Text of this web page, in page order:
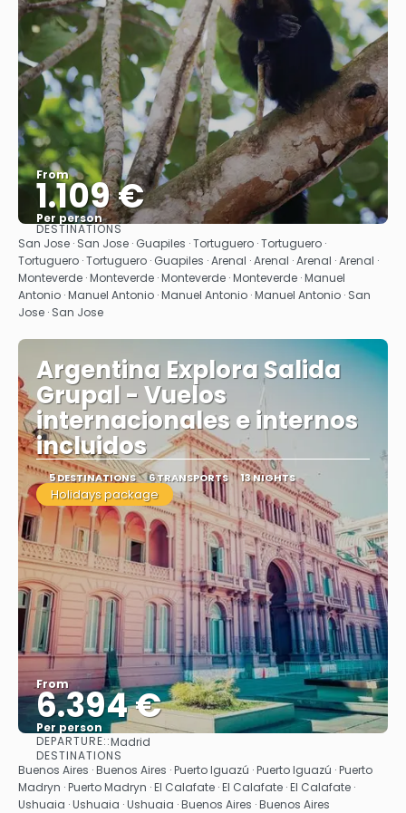
From
1.109 €
Per person
See
DESTINATIONS
San Jose · San Jose · Guapiles · Tortuguero · Tortuguero ·
Tortuguero · Tortuguero · Guapiles · Arenal · Arenal · Arenal · Arenal ·
Monteverde · Monteverde · Monteverde · Monteverde · Manuel
Antonio · Manuel Antonio · Manuel Antonio · Manuel Antonio · San
Jose · San Jose
Argentina Explora Salida
Grupal - Vuelos
internacionales e internos
incluidos
5 DESTINATIONS 6 TRANSPORTS 13 NIGHTS
Holidays package
From
6.394 €
Per person
DEPARTURE::Madrid
DESTINATIONS
Buenos Aires · Buenos Aires · Puerto Iguazú · Puerto Iguazú · Puerto
Madryn · Puerto Madryn · El Calafate · El Calafate · El Calafate ·
Ushuaia · Ushuaia · Ushuaia · Buenos Aires · Buenos Aires